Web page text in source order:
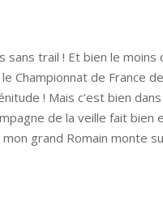
trail ! Et bien le
Championnat de France
! Mais c’est bien
de la veille fait
grand Romain monte